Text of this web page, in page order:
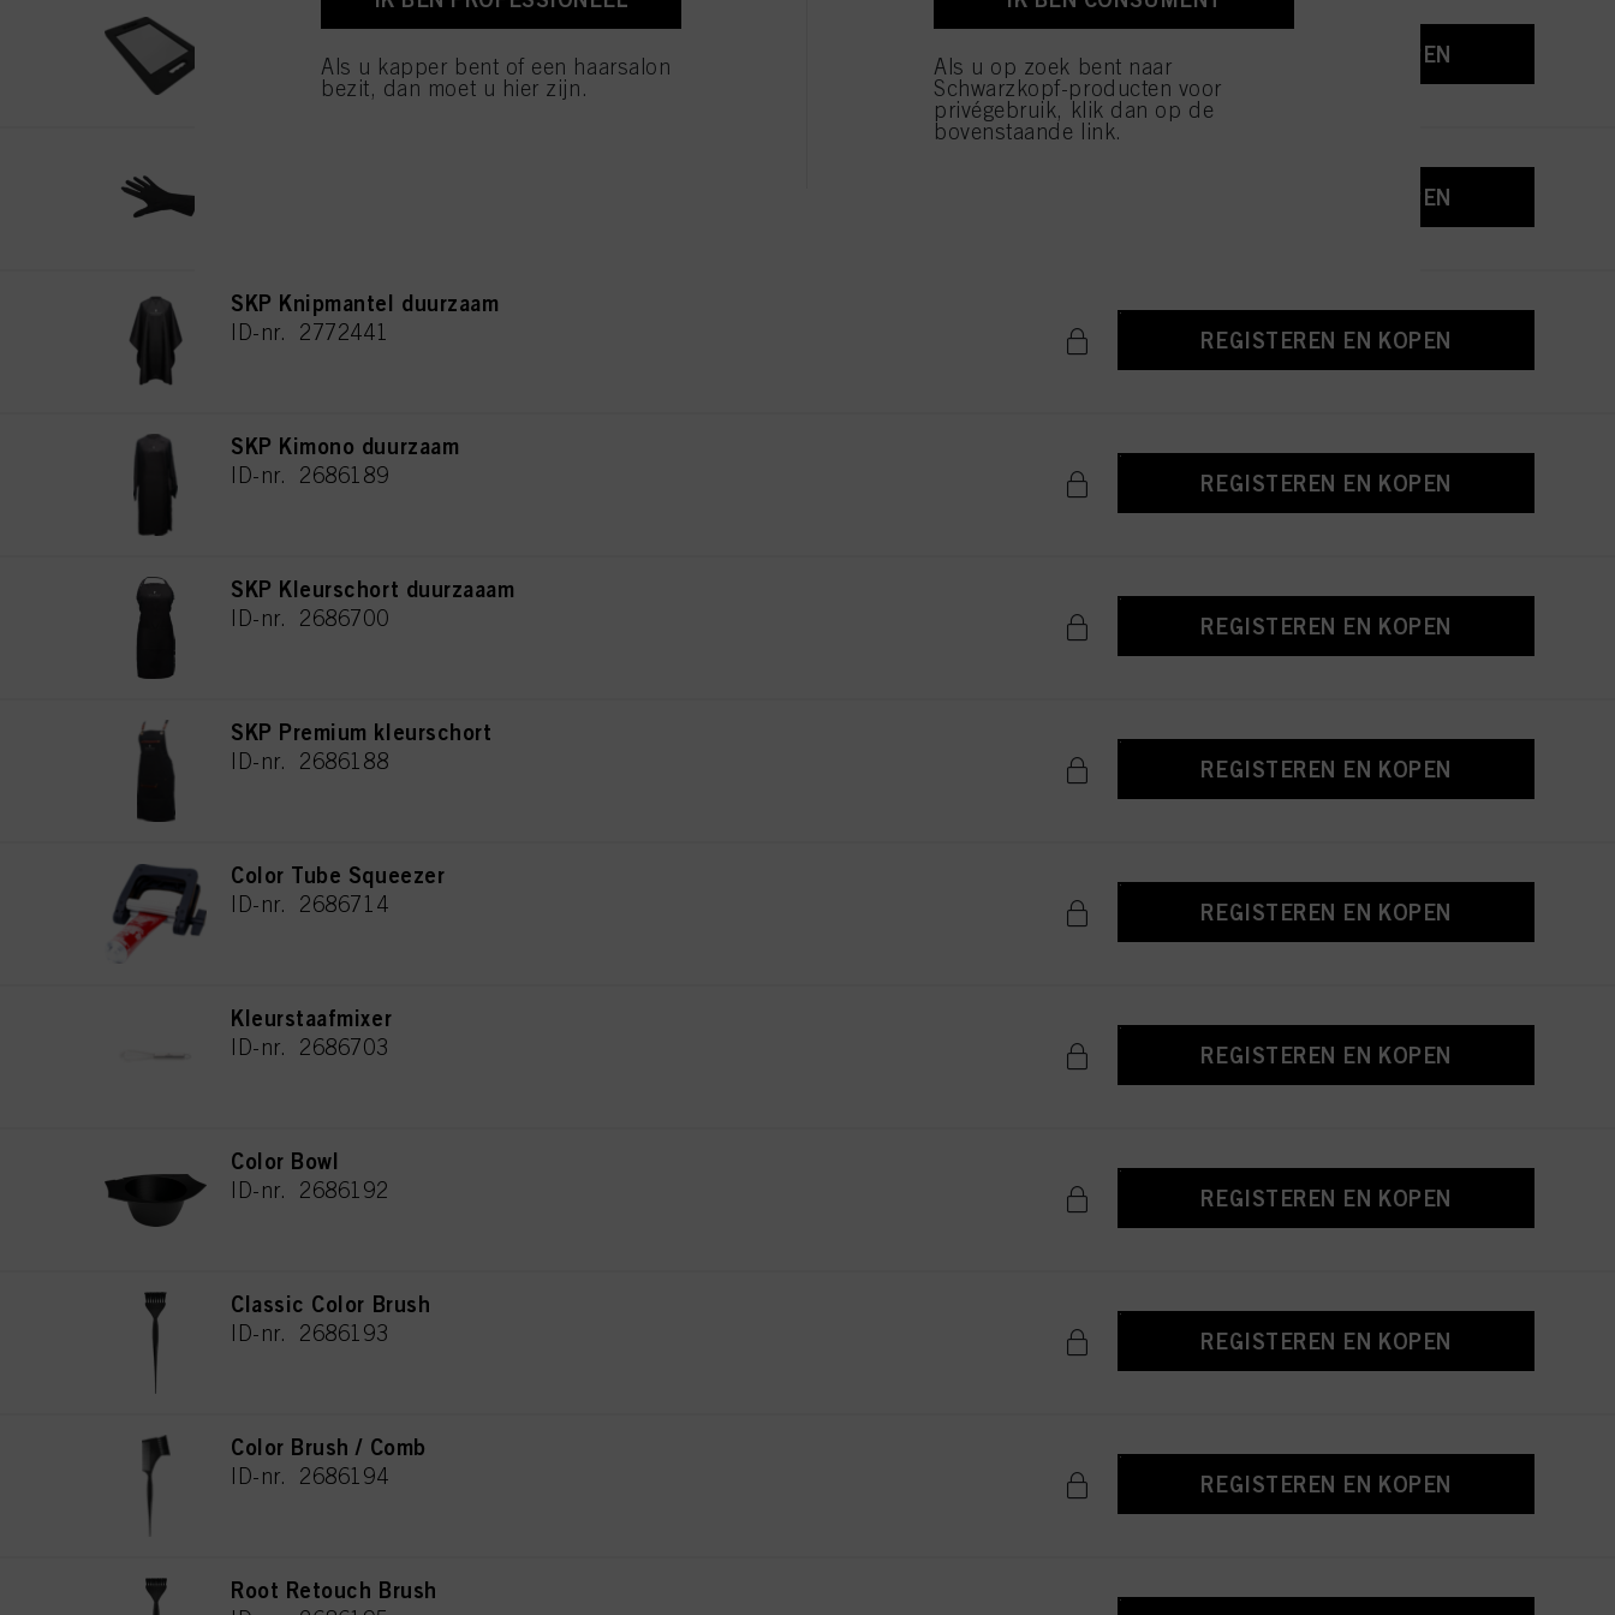
REGISTEREN EN KOPEN
REGISTEREN EN KOPEN
SKP Knipmantel duurzaam
ID-nr. 2772441 REGISTEREN EN KOPEN
SKP Kimono duurzaam
ID-nr. 2686189 REGISTEREN EN KOPEN
SKP Kleurschort duurzaaam
ID-nr. 2686700 REGISTEREN EN KOPEN
SKP Premium kleurschort
ID-nr. 2686188 REGISTEREN EN KOPEN
Color Tube Squeezer
ID-nr. 2686714 REGISTEREN EN KOPEN
Kleurstaafmixer
ID-nr. 2686703 REGISTEREN EN KOPEN
Color Bowl
ID-nr. 2686192 REGISTEREN EN KOPEN
Classic Color Brush
ID-nr. 2686193 REGISTEREN EN KOPEN
Color Brush / Comb
ID-nr. 2686194 REGISTEREN EN KOPEN
Root Retouch Brush
Als u kapper bent of een haarsalon
bezit, dan moet u hier zijn.
Als u op zoek bent naar
Schwarzkopf-producten voor
privégebruik, klik dan op de
bovenstaande link.
alleen cookies gebruikt die technisch noodzakelijk zijn om u deze website aan te kunnen bieden..